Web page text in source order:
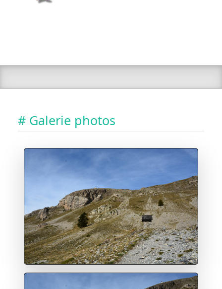
# Galerie photos